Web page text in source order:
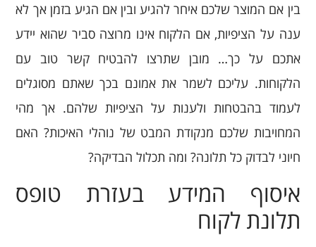
בין אם המוצר שלכם איחר להגיע ובין אם הגיע בזמן אך לא
ענה על הציפיות, אם הלקוח אינו מרוצה סביר שהוא יידע
אתכם על כך… מובן שתרצו להבטיח קשר טוב עם
הלקוחות. עליכם לשמר את אמונם בכך שאתם מסוגלים
לעמוד בהבטחות ולענות על הציפיות שלהם. אך מהי
המחויבות שלכם מנקודת המבט של נוהלי האיכות? האם
חיוני לבדוק כל תלונה? ומה תכלול הבדיקה?
איסוף המידע בעזרת טופס
תלונת לקוח